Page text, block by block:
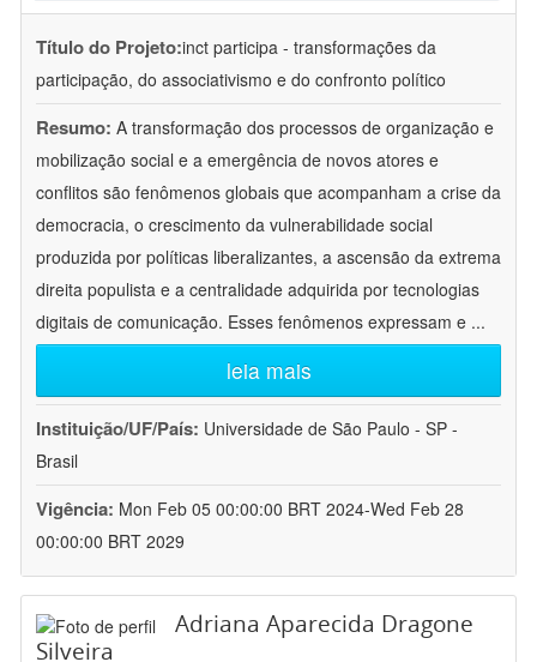
Título do Projeto:inct participa - transformações da
participação, do associativismo e do confronto político
Resumo: A transformação dos processos de organização e
mobilização social e a emergência de novos atores e
conflitos são fenômenos globais que acompanham a crise da
democracia, o crescimento da vulnerabilidade social
produzida por políticas liberalizantes, a ascensão da extrema
direita populista e a centralidade adquirida por tecnologias
digitais de comunicação. Esses fenômenos expressam e ...
leia mais
Instituição/UF/País: Universidade de São Paulo - SP -
Brasil
Vigência: Mon Feb 05 00:00:00 BRT 2024-Wed Feb 28
00:00:00 BRT 2029
Adriana Aparecida Dragone
Silveira